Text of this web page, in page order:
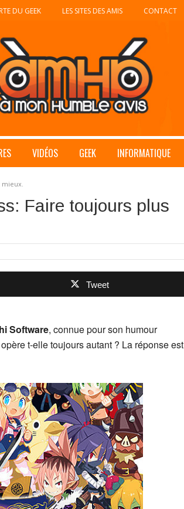
DU GEEK LES SITES DES AMIS CONTACT
VIDÉOS GEEK INFORMATIQUE
Faire toujours plus
Tweet
Software, connue pour son humour
t-elle toujours autant ? La réponse est